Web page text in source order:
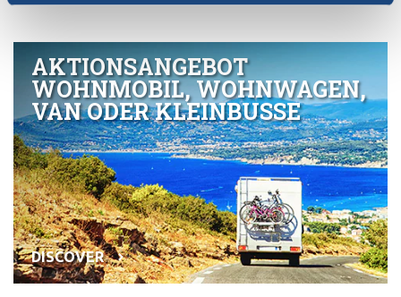
AKTIONSANGEBOT
WOHNMOBIL, WOHNWAGEN,
VAN ODER KLEINBUSSE
DISCOVER